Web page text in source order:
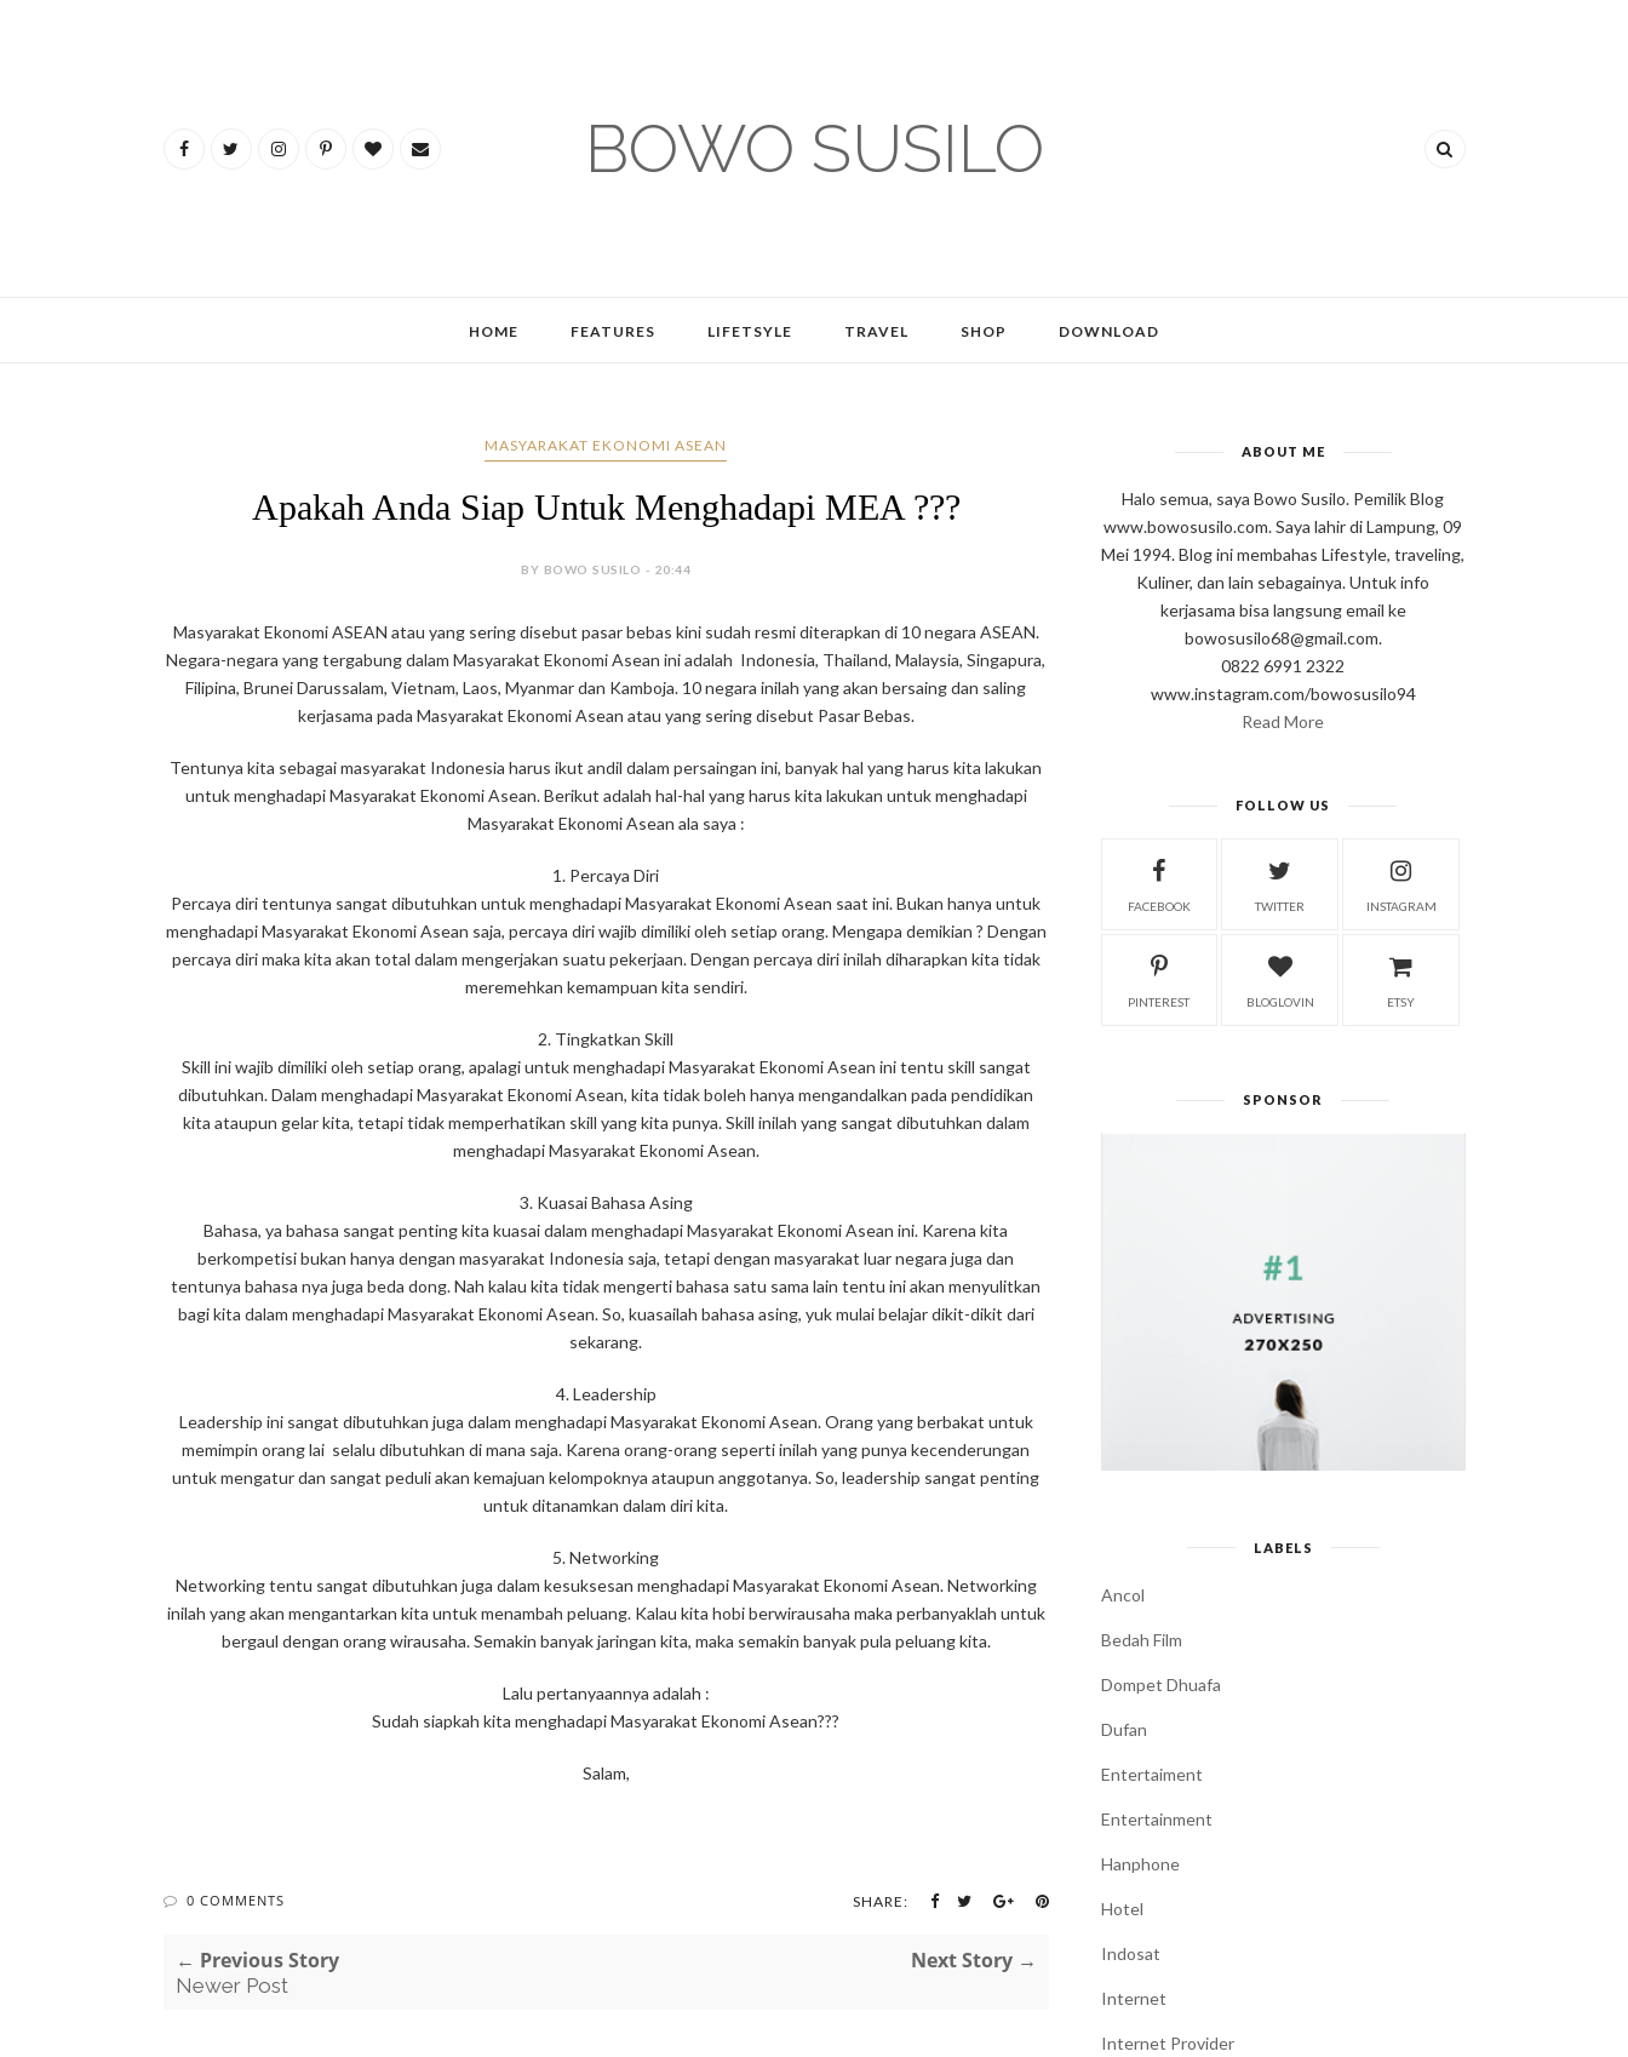
BOWO SUSILO
HOME FEATURES LIFETSYLE TRAVEL SHOP DOWNLOAD
MASYARAKAT EKONOMI ASEAN
Apakah Anda Siap Untuk Menghadapi MEA ???
BY BOWO SUSILO - 20:44
Masyarakat Ekonomi ASEAN atau yang sering disebut pasar bebas kini sudah resmi diterapkan di 10 negara ASEAN.
Negara-negara yang tergabung dalam Masyarakat Ekonomi Asean ini adalah Indonesia, Thailand, Malaysia, Singapura,
Filipina, Brunei Darussalam, Vietnam, Laos, Myanmar dan Kamboja. 10 negara inilah yang akan bersaing dan saling
kerjasama pada Masyarakat Ekonomi Asean atau yang sering disebut Pasar Bebas.
Tentunya kita sebagai masyarakat Indonesia harus ikut andil dalam persaingan ini, banyak hal yang harus kita lakukan
untuk menghadapi Masyarakat Ekonomi Asean. Berikut adalah hal-hal yang harus kita lakukan untuk menghadapi
Masyarakat Ekonomi Asean ala saya :
1. Percaya Diri
Percaya diri tentunya sangat dibutuhkan untuk menghadapi Masyarakat Ekonomi Asean saat ini. Bukan hanya untuk
menghadapi Masyarakat Ekonomi Asean saja, percaya diri wajib dimiliki oleh setiap orang. Mengapa demikian ? Dengan
percaya diri maka kita akan total dalam mengerjakan suatu pekerjaan. Dengan percaya diri inilah diharapkan kita tidak
meremehkan kemampuan kita sendiri.
2. Tingkatkan Skill
Skill ini wajib dimiliki oleh setiap orang, apalagi untuk menghadapi Masyarakat Ekonomi Asean ini tentu skill sangat
dibutuhkan. Dalam menghadapi Masyarakat Ekonomi Asean, kita tidak boleh hanya mengandalkan pada pendidikan
kita ataupun gelar kita, tetapi tidak memperhatikan skill yang kita punya. Skill inilah yang sangat dibutuhkan dalam
menghadapi Masyarakat Ekonomi Asean.
3. Kuasai Bahasa Asing
Bahasa, ya bahasa sangat penting kita kuasai dalam menghadapi Masyarakat Ekonomi Asean ini. Karena kita
berkompetisi bukan hanya dengan masyarakat Indonesia saja, tetapi dengan masyarakat luar negara juga dan
tentunya bahasa nya juga beda dong. Nah kalau kita tidak mengerti bahasa satu sama lain tentu ini akan menyulitkan
bagi kita dalam menghadapi Masyarakat Ekonomi Asean. So, kuasailah bahasa asing, yuk mulai belajar dikit-dikit dari
sekarang.
4. Leadership
Leadership ini sangat dibutuhkan juga dalam menghadapi Masyarakat Ekonomi Asean. Orang yang berbakat untuk
memimpin orang lai selalu dibutuhkan di mana saja. Karena orang-orang seperti inilah yang punya kecenderungan
untuk mengatur dan sangat peduli akan kemajuan kelompoknya ataupun anggotanya. So, leadership sangat penting
untuk ditanamkan dalam diri kita.
5. Networking
Networking tentu sangat dibutuhkan juga dalam kesuksesan menghadapi Masyarakat Ekonomi Asean. Networking
inilah yang akan mengantarkan kita untuk menambah peluang. Kalau kita hobi berwirausaha maka perbanyaklah untuk
bergaul dengan orang wirausaha. Semakin banyak jaringan kita, maka semakin banyak pula peluang kita.
Lalu pertanyaannya adalah :
Sudah siapkah kita menghadapi Masyarakat Ekonomi Asean???
Salam,
0 COMMENTS SHARE:
← Previous Story
Newer Post
Next Story →
ABOUT ME
Halo semua, saya Bowo Susilo. Pemilik Blog
www.bowosusilo.com. Saya lahir di Lampung, 09
Mei 1994. Blog ini membahas Lifestyle, traveling,
Kuliner, dan lain sebagainya. Untuk info
kerjasama bisa langsung email ke
bowosusilo68@gmail.com.
0822 6991 2322
www.instagram.com/bowosusilo94
Read More
FOLLOW US
FACEBOOK TWITTER INSTAGRAM
PINTEREST BLOGLOVIN ETSY
SPONSOR
LABELS
Ancol
Bedah Film
Dompet Dhuafa
Dufan
Entertaiment
Entertainment
Hanphone
Hotel
Indosat
Internet
Internet Provider